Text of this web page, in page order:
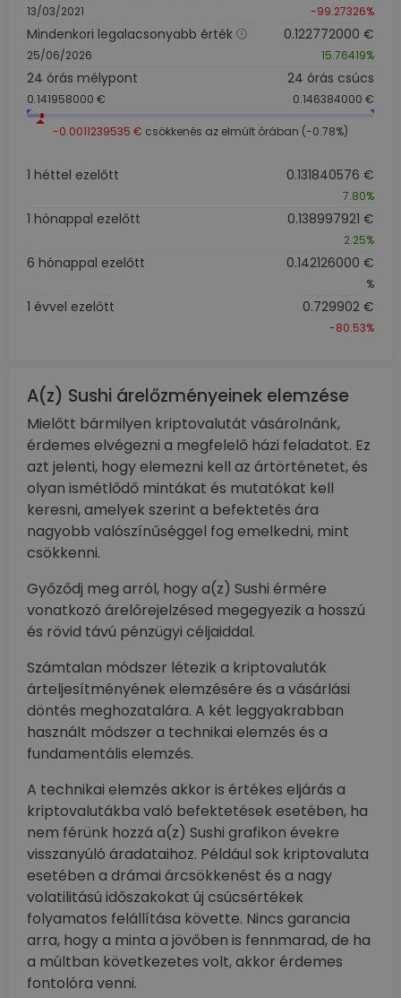
13/03/2021 -99.27326%
Mindenkori legalacsonyabb érték
25/06/2026
0.122772000 €
15.76419%
24 órás mélypont
0.141958000 €
24 órás csúcs
0.146384000 €
-0.0011239535 € csökkenés az elmúlt órában (-0.78%)
1 héttel ezelőtt 0.131840576 €
7.80%
1 hónappal ezelőtt 0.138997921 €
2.25%
6 hónappal ezelőtt 0.142126000 €
%
1 évvel ezelőtt 0.729902 €
-80.53%
A(z) Sushi árelőzményeinek elemzése
Mielőtt bármilyen kriptovalutát vásárolnánk,
érdemes elvégezni a megfelelő házi feladatot. Ez
azt jelenti, hogy elemezni kell az ártörténetet, és
olyan ismétlődő mintákat és mutatókat kell
keresni, amelyek szerint a befektetés ára
nagyobb valószínűséggel fog emelkedni, mint
csökkenni.
Győződj meg arról, hogy a(z) Sushi érmére
vonatkozó árelőrejelzésed megegyezik a hosszú
és rövid távú pénzügyi céljaiddal.
Számtalan módszer létezik a kriptovaluták
árteljesítményének elemzésére és a vásárlási
döntés meghozatalára. A két leggyakrabban
használt módszer a technikai elemzés és a
fundamentális elemzés.
A technikai elemzés akkor is értékes eljárás a
kriptovalutákba való befektetések esetében, ha
nem férünk hozzá a(z) Sushi grafikon évekre
visszanyúló áradataihoz. Például sok kriptovaluta
esetében a drámai árcsökkenést és a nagy
volatilitású időszakokat új csúcsértékek
folyamatos felállítása követte. Nincs garancia
arra, hogy a minta a jövőben is fennmarad, de ha
a múltban következetes volt, akkor érdemes
fontolóra venni.